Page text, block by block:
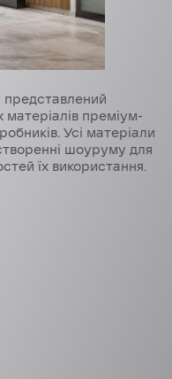
преміум-
Усі матеріали
шоуруму для
їх використання.